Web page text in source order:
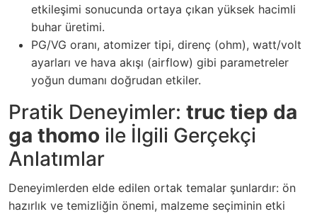
etkileşimi sonucunda ortaya çıkan yüksek hacimli
buhar üretimi.
PG/VG oranı, atomizer tipi, direnç (ohm), watt/volt
ayarları ve hava akışı (airflow) gibi parametreler
yoğun dumanı doğrudan etkiler.
Pratik Deneyimler: truc tiep da
ga thomo ile İlgili Gerçekçi
Anlatımlar
Deneyimlerden elde edilen ortak temalar şunlardır: ön
hazırlık ve temizliğin önemi, malzeme seçiminin etki